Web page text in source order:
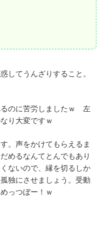
てうんざりすること。
るのに苦労しましたｗ 左
り大変ですｗ
。声をかけてもらえるま
めるなんてとんでもあり
ないので、縁を切るしか
独にさせましょう。受動
っつぼー！ｗ